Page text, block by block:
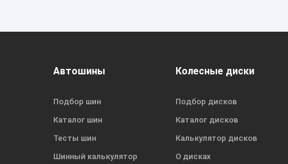
Автошины
Подбор шин
Каталог шин
Тесты шин
Шинный калькулятор
Колесные диски
Подбор дисков
Каталог дисков
Калькулятор дисков
О дисках